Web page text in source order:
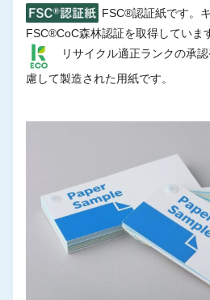
FSC®認証紙です。
FSC®CoC森林認証を取得していま
リサイクル適正ランクの承
慮して製造された用紙です。